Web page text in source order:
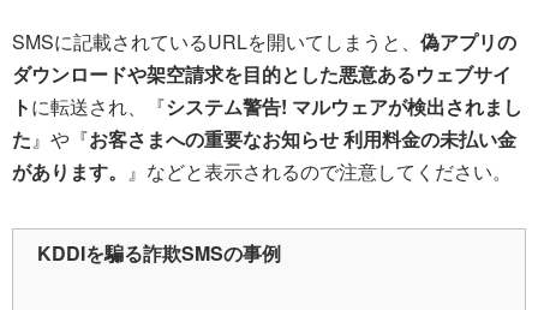
SMSに記載されているURLを開いてしまうと、 偽アプリの
ダウンロードや架空請求を目的とした悪意あるウェブサイ
トに転送され、『システム警告! マルウェアが検出されまし
た 』や『お客さまへの重要なお知らせ 利用料金の未払い金
があります。
』などと表示されるので注意してください。
KDDIを騙る詐欺SMSの事例